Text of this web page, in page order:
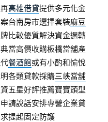
高雄借貸提供多元化金
台南房市選擇套裝麻豆
比較優質解決資金週轉
當高價收購板橋當舖產
餐酒館或有小酌和愉悅
各類貸款採購三峽當舖
五星好評推薦寶寶頭型
請說話安排專營企業貸
提起固定防護